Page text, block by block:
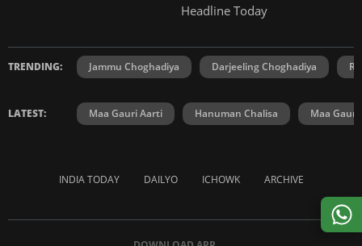
Headline Today
TRENDING: Jammu Choghadiya Darjeeling Choghadiya
LATEST: Maa Gauri Aarti Hanuman Chalisa Maa Gauri
INDIA TODAY DAILYO ICHOWK ARCHIVE